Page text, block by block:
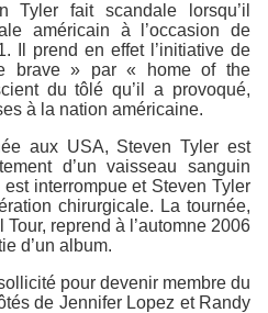
Tyler fait scandale lorsqu’il
américain à l’occasion de
Il prend en effet l’initiative de
brave » par « home of the
du tôlé qu’il a provoqué,
à la nation américaine.
aux USA, Steven Tyler est
d’un vaisseau sanguin
interrompue et Steven Tyler
chirurgicale. La tournée,
reprend à l’automne 2006
d’un album.
pour devenir membre du
de Jennifer Lopez et Randy